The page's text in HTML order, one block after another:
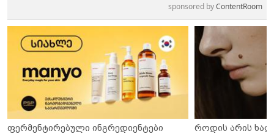
sponsored byContentRoom
ფერმენტირებული ინგრედიენტები
როდის არის